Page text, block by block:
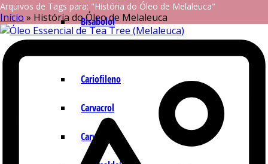
Bisabolol
Cariofileno
Carvacrol
Carvona
Arquivos de Tags para: "História do Óleo de Melaleuca"
Início » História do Óleo de Melaleuca